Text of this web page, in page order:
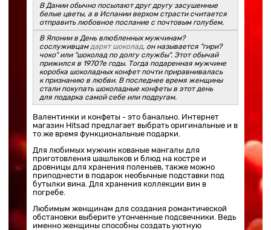
В Дании обычно посылают друг другу засушенные
белые цветы, а в Испании верхом страсти считается
отправить любовное послание с почтовым голубем.
В Японии в День влюбленных мужчинам?
сослуживцам дарят шоколад, он называется "гири?
чоко" или "шоколад по долгу службы". Этот обычай
прижился в 1970?е годы. Тогда подаренная мужчине
коробка шоколадных конфет почти приравнивалась
к признанию в любви. В последнее время женщины
стали покупать шоколадные конфеты в этот день
для подарка самой себе или подругам.
Валентинки и конфеты - это банально. Интернет
магазин Hitsad предлагает выбрать оригинальные и в
то же время функциональные подарки.
Для любимых мужчин кованые мангалы для
приготовления шашлыков и блюд на костре и
дровницы для хранения поленьев, также можно
приподнести в подарок необычные подставки под
бутылки вина. Для хранения коллекции вин в
погребе.
Любимым женщинам для создания романтической
обстановки выберите утонченные подсвечники. Ведь
именно женщины способны создать уютную